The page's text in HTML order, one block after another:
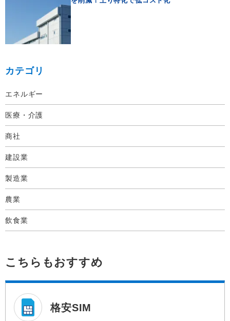
カテゴリ
エネルギー
医療・介護
商社
建設業
製造業
農業
飲食業
こちらもおすすめ
格安SIM